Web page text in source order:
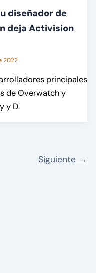
diseñador de
deja Activision
2022
principales
de Overwatch y
y D.
Siguiente →